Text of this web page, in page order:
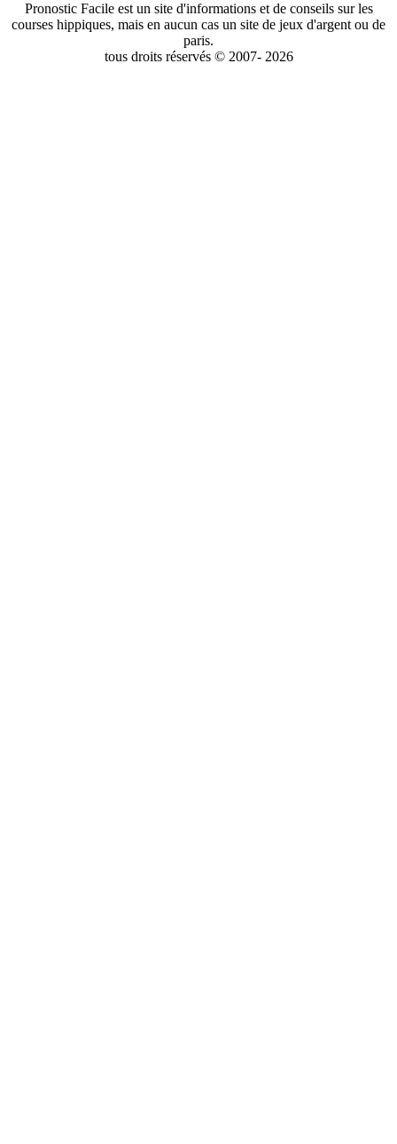
Pronostic Facile est un site d'informations et de conseils sur les
courses hippiques, mais en aucun cas un site de jeux d'argent ou de
paris.
tous droits réservés © 2007- 2026